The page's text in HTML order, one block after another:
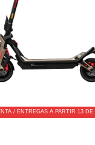
/ ENTREGAS A PARTIR 13 DE